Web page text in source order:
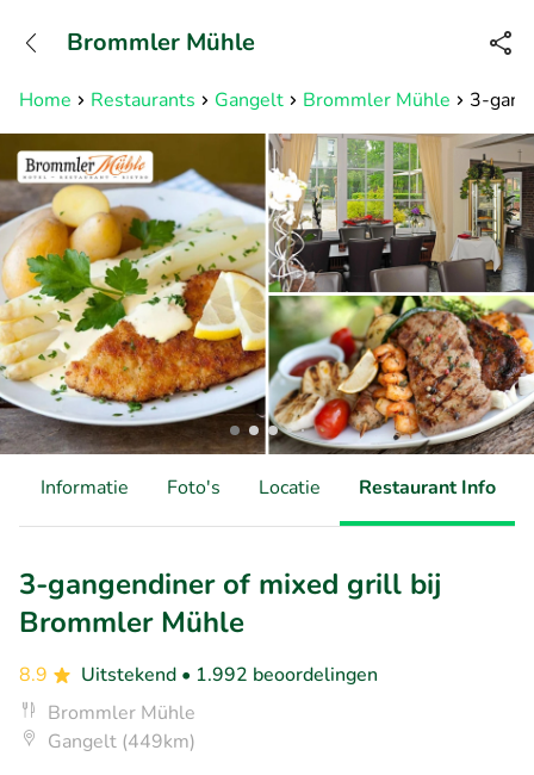
Bereikbaar tot 23:00 uur
Home Restaurants Gangelt Brommler Mühle 3-
Brommler Mühle
Informatie Foto's Locatie Restaurant Info
3-gangendiner of mixed grill bij
Brommler Mühle
8.9 Uitstekend • 1.992 beoordelingen
Brommler Mühle
Gangelt (449km)